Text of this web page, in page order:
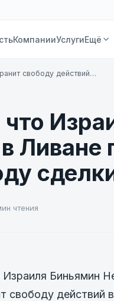
КомпанииУслугиЕщё
свободу действий…
Ливане
чтения
Биньямин
свободу действий